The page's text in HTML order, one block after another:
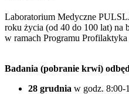
Laboratorium Medyczne
roku życia (od 40 do 100 lat) na
w ramach Programu Profilaktyka
Badania (pobranie krwi)
28 grudnia w godz. 8:00-